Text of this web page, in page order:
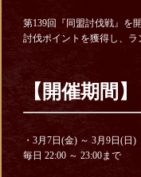
第139回『同盟討伐戦』を
討伐ポイントを獲得し、ラ
【開催期間】
・3月7日(金) ～ 3月9日(日)
毎日 22:00 ～ 23:00まで